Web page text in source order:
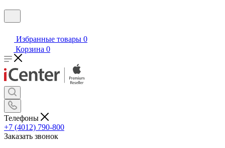
Избранные товары 0
Корзина 0
Телефоны
+7 (4012) 790-800
Заказать звонок